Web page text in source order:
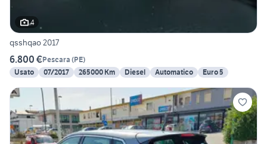
4
qsshqao 2017
6.800 €Pescara (PE)
Usato
07/2017 265000 Km Diesel Automatico Euro 5